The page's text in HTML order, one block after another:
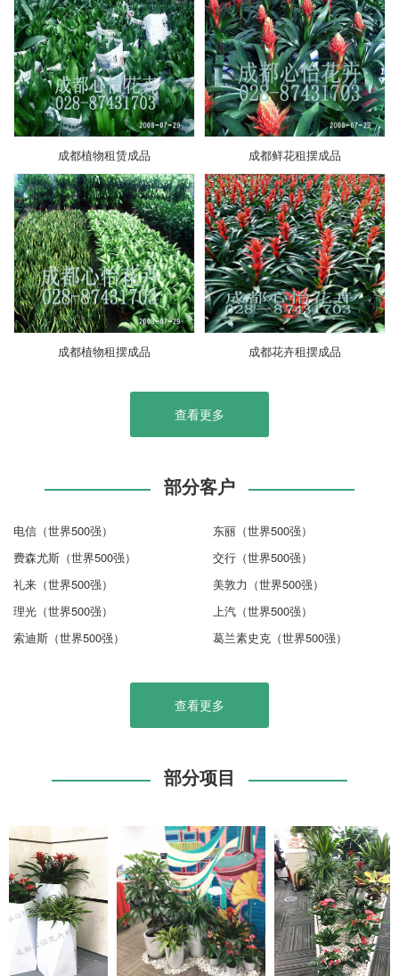
成都植物租赁成品 成都鲜花租摆成品
成都植物租摆成品 成都花卉租摆成品
查看更多
部分客户
电信（世界500强）
东丽（世界500强）
费森尤斯（世界500强）
交行（世界500强）
礼来（世界500强）
美敦力（世界500强）
理光（世界500强）
上汽（世界500强）
索迪斯（世界500强）
葛兰素史克（世界500强）
查看更多
部分项目